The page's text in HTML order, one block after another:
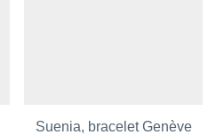
Suenia, bracelet Genève